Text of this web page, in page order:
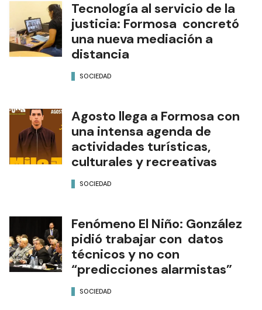
Tecnología al servicio de la
justicia: Formosa concretó
una nueva mediación a
distancia
SOCIEDAD
Agosto llega a Formosa con
una intensa agenda de
actividades turísticas,
culturales y recreativas
SOCIEDAD
Fenómeno El Niño: González
pidió trabajar con datos
técnicos y no con
“predicciones alarmistas”
SOCIEDAD